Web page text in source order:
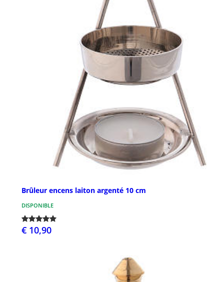
Brûleur encens laiton argenté 10 cm
DISPONIBLE
€ 10,90